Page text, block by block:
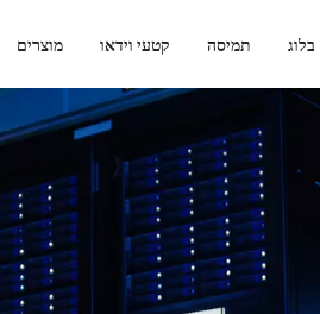
מוצרים קטעי וידאו תמיסה בלוג